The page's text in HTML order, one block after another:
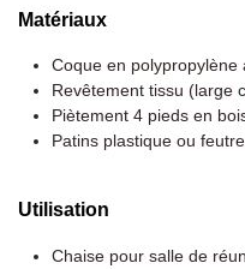
Matériaux
Coque en polypropylène
Revêtement tissu (large
Piètement 4 pieds en
Patins plastique ou
Utilisation
Chaise pour salle de